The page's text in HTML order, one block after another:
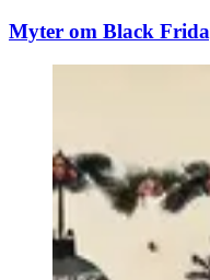
Myter om Black